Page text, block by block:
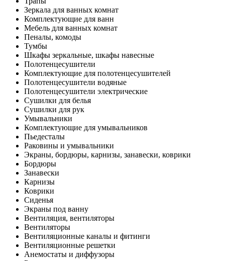
Зеркала для ванных комнат
Комплектующие для ванн
Мебель для ванных комнат
Пеналы, комоды
Тумбы
Шкафы зеркальные, шкафы навесные
Полотенцесушители
Комплектующие для полотенцесушителей
Полотенцесушители водяные
Полотенцесушители электрические
Сушилки для белья
Сушилки для рук
Умывальники
Комплектующие для умывальников
Пьедесталы
Раковины и умывальники
Экраны, бордюры, карнизы, занавески, коврики
Бордюры
Занавески
Карнизы
Коврики
Сиденья
Экраны под ванну
Вентиляция, вентиляторы
Вентиляторы
Вентиляционные каналы и фитинги
Вентиляционные решетки
Анемостаты и диффузоры